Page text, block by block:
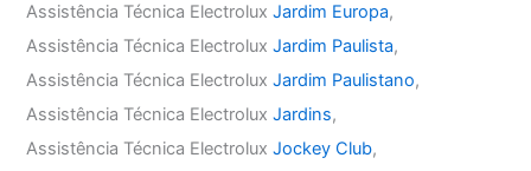
Assistência Técnica ElectroluxJardim Europa,
Assistência Técnica ElectroluxJardim Paulista,
Assistência Técnica ElectroluxJardim Paulistano,
Assistência Técnica ElectroluxJardins,
Assistência Técnica ElectroluxJockey Club,